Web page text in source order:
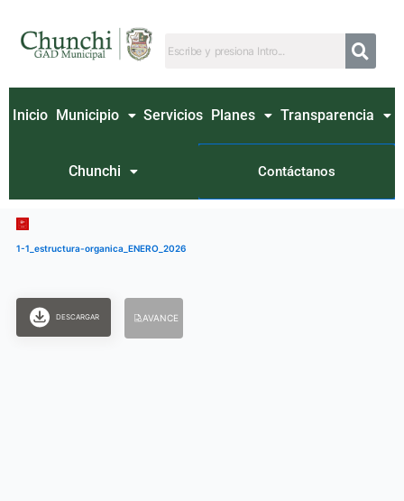
contenido
Inicio Municipio Servicios Planes Transparencia
Chunchi Contáctanos
1-1_estructura-organica_ENERO_2026
DESCARGAR AVANCE